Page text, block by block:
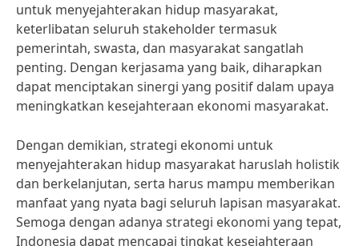
untuk menyejahterakan hidup masyarakat,
keterlibatan seluruh stakeholder termasuk
pemerintah, swasta, dan masyarakat sangatlah
penting. Dengan kerjasama yang baik, diharapkan
dapat menciptakan sinergi yang positif dalam upaya
meningkatkan kesejahteraan ekonomi masyarakat.
Dengan demikian, strategi ekonomi untuk
menyejahterakan hidup masyarakat haruslah holistik
dan berkelanjutan, serta harus mampu memberikan
manfaat yang nyata bagi seluruh lapisan masyarakat.
Semoga dengan adanya strategi ekonomi yang tepat,
Indonesia dapat mencapai tingkat kesejahteraan